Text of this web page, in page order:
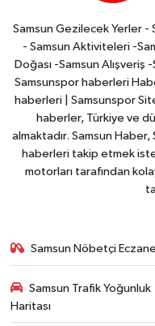
Samsun Gezilecek Yerler -
- Samsun Aktiviteleri -
Doğası -Samsun Alışveriş
Samsunspor haberleri
haberleri | Samsunspor
haberler, Türkiye ve
almaktadır. Samsun
haberleri takip etmek
motorları tarafından
Samsun Nöbetçi
Samsun Trafik Yoğunluk
Haritası